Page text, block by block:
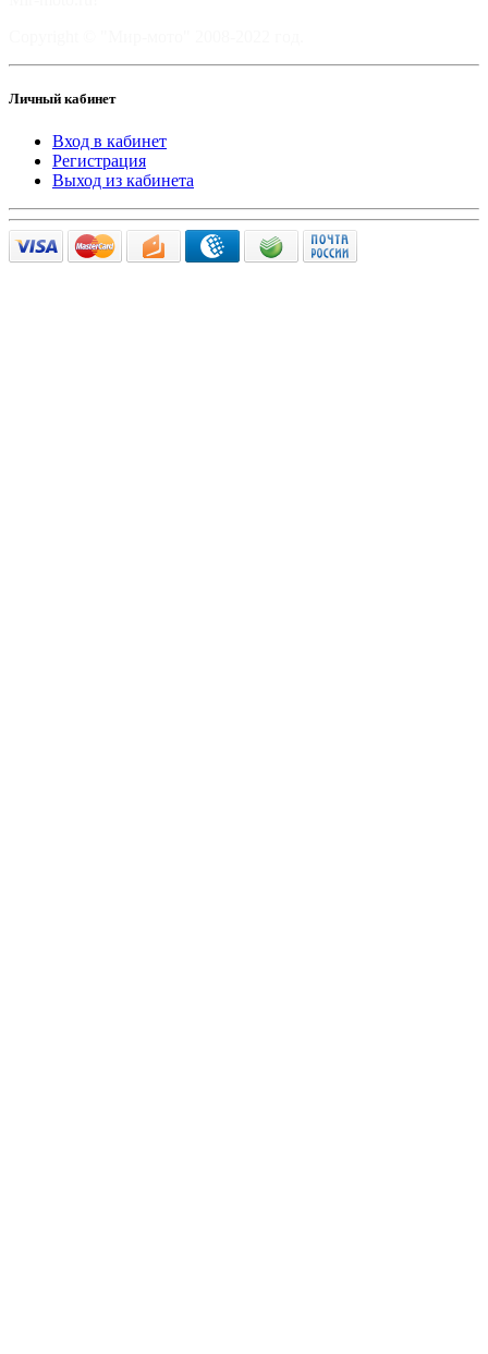
Личный кабинет
Вход в кабинет
Регистрация
Выход из кабинета